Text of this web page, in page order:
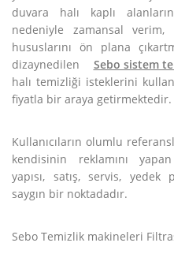
duvara halı kaplı
nedeniyle zamansal
hususlarını ön plana
dizaynedilen Sebo sistem
halı temizliği isteklerini
fiyatla bir araya getirmektedir.
Kullanıcıların olumlu
kendisinin reklamını
yapısı, satış, servis,
saygın bir noktadadır.
Sebo Temizlik makineleri